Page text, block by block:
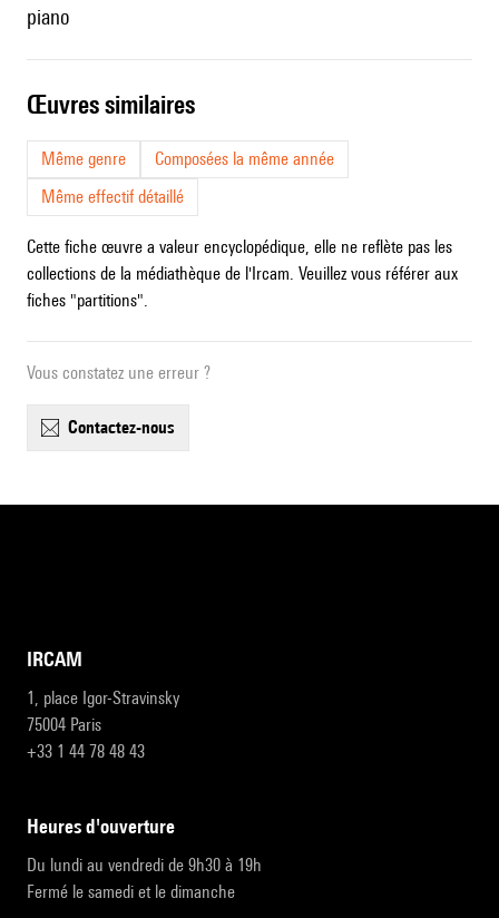
piano
œuvres similaires
Même genre
Composées la même année
Même effectif détaillé
Cette fiche œuvre a valeur encyclopédique, elle ne reflète pas les
collections de la médiathèque de l'Ircam. Veuillez vous référer aux
fiches "partitions".
Vous constatez une erreur ?
contactez-nous
IRCAM
1, place Igor-Stravinsky
75004 Paris
+33 1 44 78 48 43
heures d'ouverture
Du lundi au vendredi de 9h30 à 19h
Fermé le samedi et le dimanche